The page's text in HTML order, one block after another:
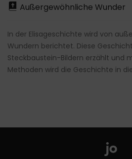
Außergewöhnliche Wunder
In der Elisageschichte wird von
Wundern berichtet. Diese
Steckbaustein-Bildern erzählt und
Methoden wird die Geschichte in